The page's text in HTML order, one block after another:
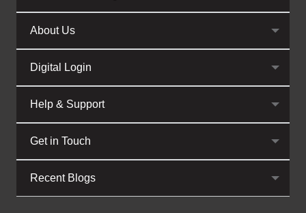
About Us
Digital Login
Help & Support
Get in Touch
Recent Blogs